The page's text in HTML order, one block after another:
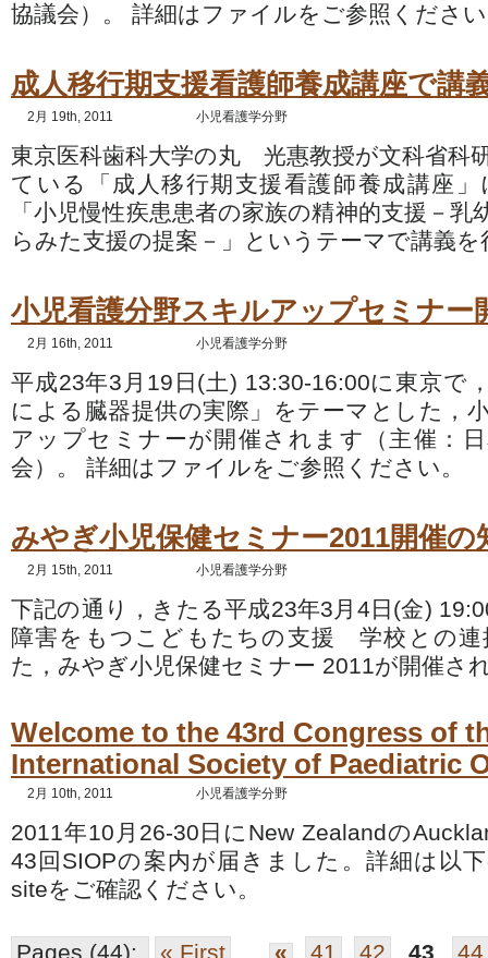
協議会）。 詳細はファイルをご参照くださ
成人移行期支援看護師養成講座で講
2月 19th, 2011 小児看護学分野
東京医科歯科大学の丸 光惠教授が文科省科
ている「成人移行期支援看護師養成講座
「小児慢性疾患患者の家族の精神的支援－乳
らみた支援の提案－」というテーマで講義
小児看護分野スキルアップセミナー
2月 16th, 2011 小児看護学分野
平成23年3月19日(土) 13:30-16:00に東京で
による臓器提供の実際」をテーマとした，
アップセミナーが開催されます（主催：
会）。 詳細はファイルをご参照ください。
みやぎ小児保健セミナー2011開催の
2月 15th, 2011 小児看護学分野
下記の通り，きたる平成23年3月4日(金)
障害をもつこどもたちの支援 学校との連
た，みやぎ小児保健セミナー 2011が開催さ
Welcome to the 43rd Congress of
International Society of Paediatric
2月 10th, 2011 小児看護学分野
2011年10月26-30日にNew Zealandの
43回SIOPの案内が届きました。詳細は以
siteをご確認ください。
Pages (44): « First « 41 42 43 44